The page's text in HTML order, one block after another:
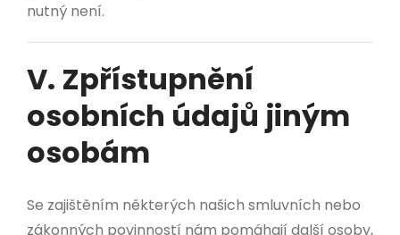
nutný není.
V. Zpřístupnění
osobních údajů jiným
osobám
Se zajištěním některých našich smluvních nebo
zákonných povinností nám pomáhají další osoby,